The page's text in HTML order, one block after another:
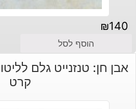
₪140
הוסף לסל
קרט